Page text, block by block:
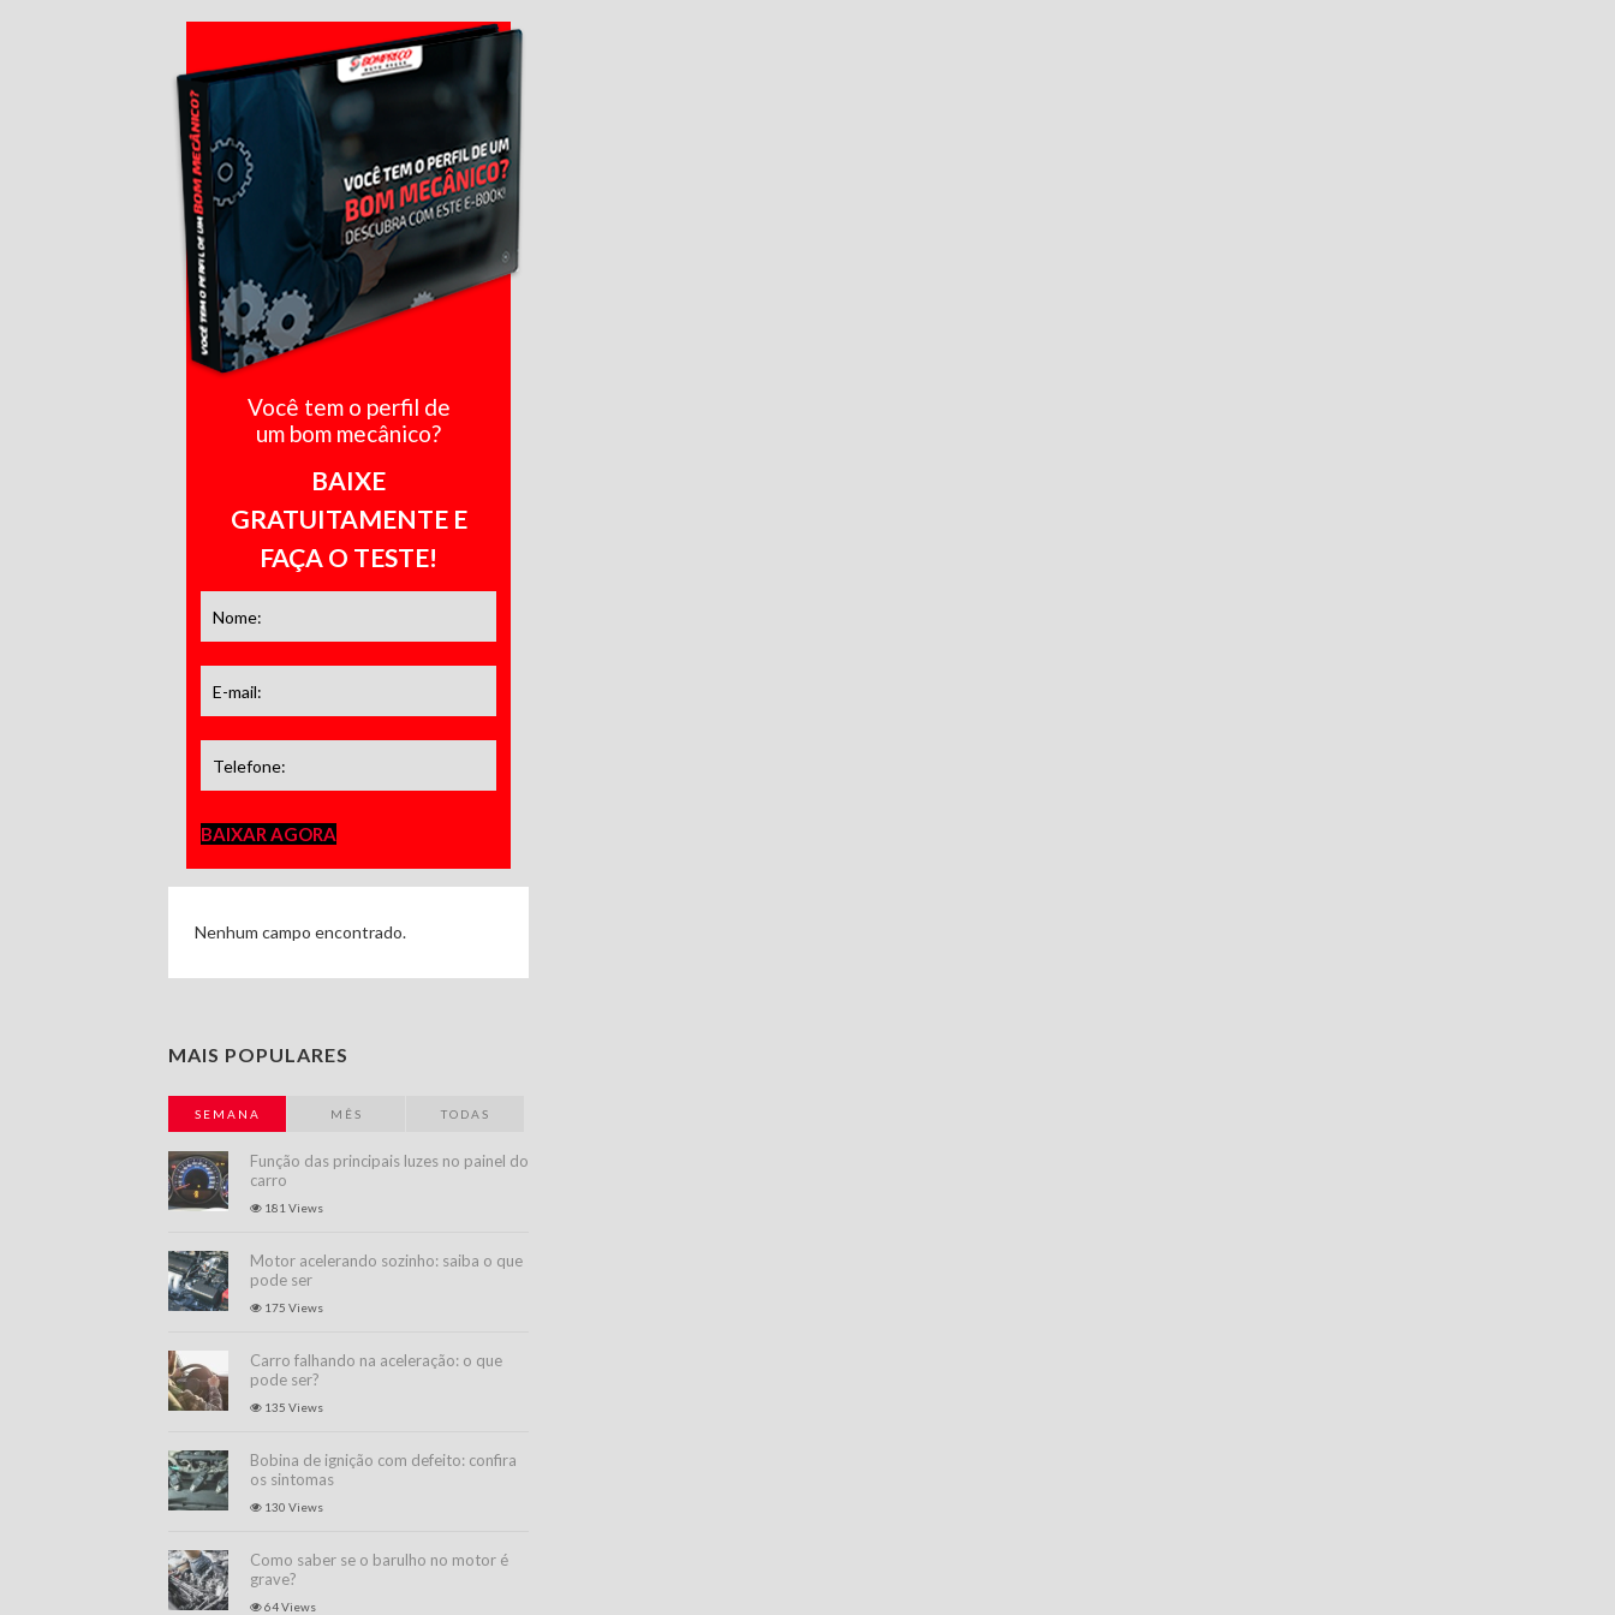
Você tem o perfil de
um bom mecânico?
BAIXE
GRATUITAMENTE E
FAÇA O TESTE!
BAIXAR AGORA
Nenhum campo encontrado.
MAIS POPULARES
SEMANA MÊS TODAS
Função das principais luzes no painel do
carro
181 Views
Motor acelerando sozinho: saiba o que
pode ser
175 Views
Carro falhando na aceleração: o que
pode ser?
135 Views
Bobina de ignição com defeito: confira
os sintomas
130 Views
Como saber se o barulho no motor é
grave?
64 Views